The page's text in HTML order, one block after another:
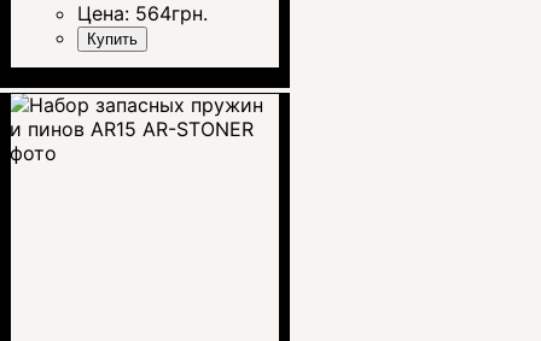
Цена: 564грн.
Купить